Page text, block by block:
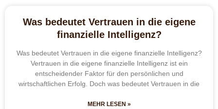
Was bedeutet Vertrauen in die eigene
finanzielle Intelligenz?
Was bedeutet Vertrauen in die eigene finanzielle Intelligenz?
Vertrauen in die eigene finanzielle Intelligenz ist ein
entscheidender Faktor für den persönlichen und
wirtschaftlichen Erfolg. Doch was bedeutet Vertrauen in die
MEHR LESEN »